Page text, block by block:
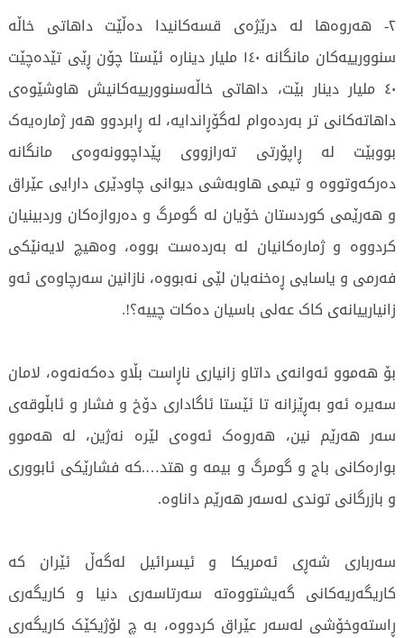
٢- هەروەها لە درێژەی قسەکانیدا دەڵێت داهاتی خاڵە
سنوورییەکان مانگانە ١٤٠ ملیار دینارە ئێستا چۆن ڕێی تێدەچێت
٤٠ ملیار دینار بێت، داهاتی خاڵەسنوورییەکانیش هاوشێوەی
داهاتەکانی تر بەردەوام لەگۆڕاندایە، لە ڕابردوو هەر ژمارەیەک
بووبێت لە ڕاپۆرتی تەرازووی پێداچوونەوەی مانگانە
دەرکەوتووە و تیمی هاوبەشی دیوانی چاودێری دارایی عێراق
و هەرێمی کوردستان خۆیان لە گومرگ و دەروازەکان وردبینیان
کردووە و ژمارەکانیان لە بەردەست بووە، وەهیچ لایەنێکی
فەرمی و یاسایی ڕەخنەیان لێی نەبووە، نازانین سەرچاوەی ئەو
زانیارییانەی کاک عەلی باسیان دەكات چییە؟!.
بۆ هەموو ئەوانەی داتاو زانیاری ناڕاست بڵاو دەکەنەوە، لامان
سەیرە ئەو بەڕێزانە تا ئێستا ئاگاداری دۆخ و فشار و ئابڵوقەی
سەر هەرێم نین، هەروەک ئەوەی لێرە نەژین، لە هەموو
بوارەکانی باج و گومرگ و بیمە و هتد….کە فشارێکی ئابووری
و بازرگانی توندی لەسەر هەرێم داناوە.
سەرباری شەڕی ئەمریکا و ئیسرائیل لەگەڵ ئێران کە
کاریگەریەکانی گەیشتووەتە سەرتاسەری دنیا و کاریگەری
ڕاستەوخۆشی لەسەر عێراق کردووە، بە چ لۆژیکێک کاریگەری